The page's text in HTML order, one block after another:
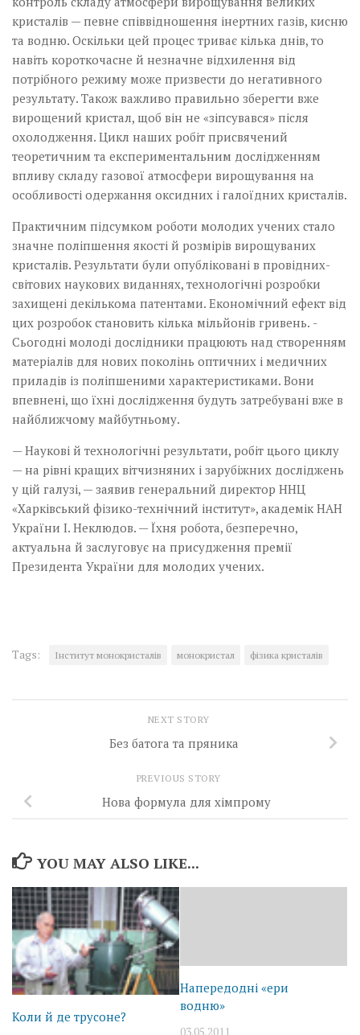
кристалів — певне співвідношення інертних газів, кисню
та водню. Оскільки цей процес триває кілька днів, то
навіть короткочасне й незначне відхилення від
потрібного режиму може призвести до негативного
результату. Також важливо правильно зберегти вже
вирощений кристал, щоб він не «зіпсувався» після
охолодження. Цикл наших робіт присвячений
теоретичним та експериментальним дослідженням
впливу складу газової атмосфери вирощування на
особливості одержання оксидних і галоїдних кристалів.
Практичним підсумком роботи молодих учених стало
значне поліпшення­ якості й розмірів вирощуваних
кристалів.­ Результати були опубліковані в провідних­
світових наукових виданнях, технологічні­ розробки
захищені декількома патента­­ми. Економічний ефект від
цих розро­бок становить кілька мільйонів гривень. ­
Сьогодні молоді дослідники працюють над створенням
матеріалів для нових поко­лінь оптичних і медичних
приладів із поліпшеними характеристиками. Вони
впевнені, що їхні дослідження будуть затребувані вже в
найближчому майбутньому.
— Наукові й технологічні результати, робіт цього циклу
— на рівні кращих віт­чизняних і зарубіжних досліджень
у цій галузі, — заявив генеральний директор ННЦ
«Харківський фізико-технічний інститут», академік НАН
України ­І. Неклюдов. — Їхня робота, безперечно,
актуальна й заслуговує на присудження премії
Президента України для молодих учених.
Tags: Інститут монокристалів монокристал фізика кристалів
NEXT STORY
Без батога та пряника
PREVIOUS STORY
Нова формула для хімпрому
YOU MAY ALSO LIKE...
Коли й де трусоне?
Напередодні «ери
водню»
03.05.2011